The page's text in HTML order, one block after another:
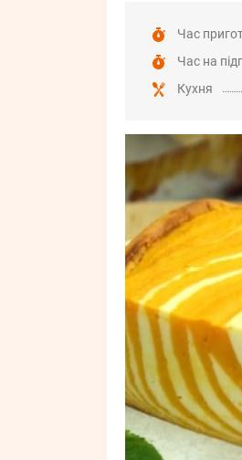
Час
Час на
Кухня